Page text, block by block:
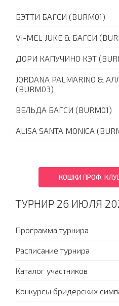
БЭТТИ БАГСИ (BURM01)
VI-MEL JUKE & БАГСИ
ДОРИ КАПУЧИНО КЭТ
JORDANA PALMARINO &
(BURM03)
ВЕЛЬДА БАГСИ (BURM01)
ALISA SANTA MONICA
КОШКИ ПРОФ.
ТУРНИР 26 ИЮЛЯ
Программа турнира
Расписание турнира
Каталог участников
Конкурсы бридерских